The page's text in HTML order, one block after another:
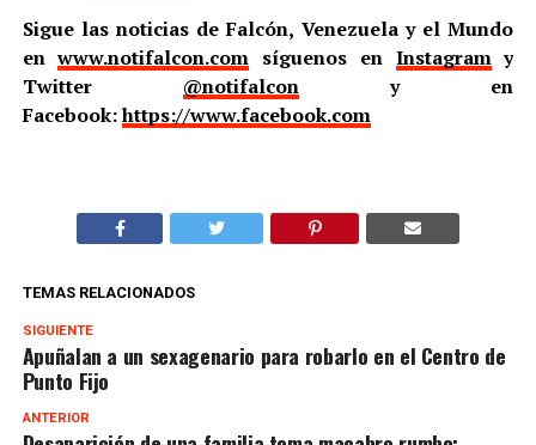
Sigue las noticias de Falcón, Venezuela y el Mundo
enwww.notifalcon.com síguenos en Instagramy
Twitter @notifalcony en
Facebook:https://www.facebook.com
TEMAS RELACIONADOS
SIGUIENTE
Apuñalan a un sexagenario para robarlo en el Centro de
Punto Fijo
ANTERIOR